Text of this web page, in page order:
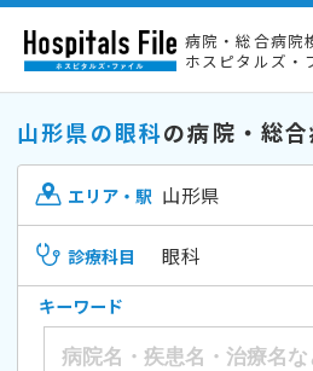
病院・総合病院
ホスピタルズ・
山形県の眼科の病院・総
エリア・駅 山形県
診療科目 眼科
キーワード